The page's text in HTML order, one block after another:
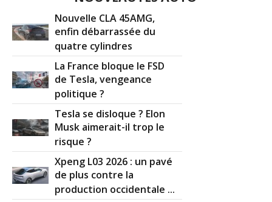
Nouvelle CLA 45AMG,
enfin débarrassée du
quatre cylindres
La France bloque le FSD
de Tesla, vengeance
politique ?
Tesla se disloque ? Elon
Musk aimerait-il trop le
risque ?
Xpeng L03 2026 : un pavé
de plus contre la
production occidentale ...